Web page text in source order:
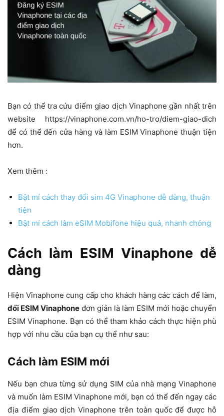
Bạn có thể tra cứu điểm giao dịch Vinaphone gần nhất trên
website https://vinaphone.com.vn/ho-tro/diem-giao-dich
để có thể đến cửa hàng và làm ESIM Vinaphone thuận tiện
hơn.
Xem thêm :
Bật mí cách thay đổi sim 4G Vinaphone dễ dàng, thuận
tiện
Bật mí cách làm eSIM Mobifone hiệu quả, nhanh chóng
Cách làm ESIM Vinaphone dễ
dàng
Hiện Vinaphone cung cấp cho khách hàng các cách để làm,
đổi ESIM Vinaphone đơn giản là làm ESIM mới hoặc chuyển
ESIM Vinaphone. Bạn có thể tham khảo cách thực hiện phù
hợp với nhu cầu của bạn cụ thể như sau:
Cách làm ESIM mới
Nếu bạn chưa từng sử dụng SIM của nhà mạng Vinaphone
và muốn làm ESIM Vinaphone mới, bạn có thể đến ngay các
địa điểm giao dịch Vinaphone trên toàn quốc để được hỗ